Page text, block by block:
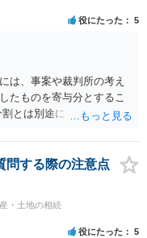
役にたった 5
は、事案や裁判所の考え
たものを寄与分とするこ
とは別途に）して、その
提として、遺産分割はし
いずれにせよ不動産評価
問する際の注意点
・土地の相続
役にたった 5